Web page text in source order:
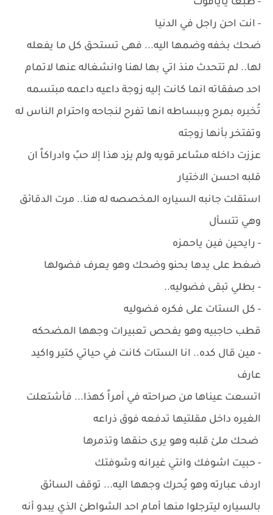
- طبعا ياياقوت
- انت احن راجل في الدنيا
ضحك بخفه وضمها اليه... فهى تستحق كل ما يفعله
لها.. لم تتحدث منذ اتي بها لهنا وانشغاله عنها لاتمام
احد صفقاته انما كانت إليه زوجة داعيه داعمه مبتسمه
تُخبره بمرح وببساطه انها تفرح لنجاحه واحترام الناس له
وتفتخر بأنها زوجته
عززت داخله مشاعر قويه ولم يزد هذا إلا حبً وادراكاً ان
قلبه احسن الاختيار
استقلت جانبه السياره المخصصه له هنا.. مرت الدقائق
وهي تتسأل
- رايحين فين ياحمزه
ضغط على يدها بحنو وضحك وهو يعرف فضولها
- بطلي تبقى فضوليه..
- كل الستات على فكره فضوليه
قطب حاجبيه وهو يفحص تعبيرات وجهها المضحكه
- مين قال كده.. انا الستات كانت في حياتي كتير واكيد
عارف
اتسعت عيناها من صراحته في أمراً كهذا... فأشتعلت
الغيره داخل مقلتيها تدفعه فوق ذراعه
ضحك ملئ قلبه وهو يرى حنقها وتذمرها
- حبيت اشوفك وانتي غيرانه وشوفتك
اردف عبارته وهو يُحرك وجهها اليه... توقف السائق
بالسياره ليترجلوا منها أمام احد الشواطئ الذي يبدو أنه